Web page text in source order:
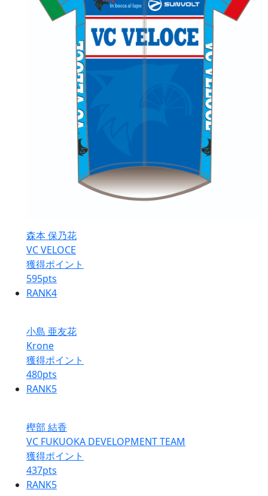
森本 保乃花
VC VELOCE
獲得ポイント
595pts
RANK4
小島 亜友花
Krone
獲得ポイント
480pts
RANK5
樫部 結香
VC FUKUOKA DEVELOPMENT TEAM
獲得ポイント
437pts
RANK5